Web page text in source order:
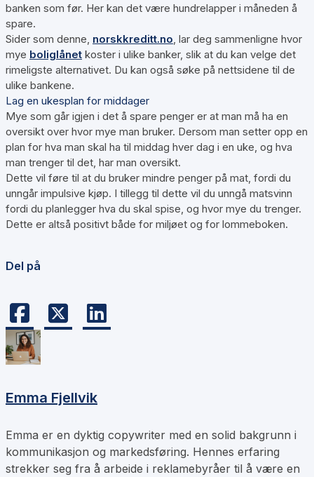
banken som før. Her kan det være hundrelapper i måneden å
spare.
Sider som denne, norskkreditt.no, lar deg sammenligne hvor
mye boliglånet koster i ulike banker, slik at du kan velge det
rimeligste alternativet. Du kan også søke på nettsidene til de
ulike bankene.
Lag en ukesplan for middager
Mye som går igjen i det å spare penger er at man må ha en
oversikt over hvor mye man bruker. Dersom man setter opp en
plan for hva man skal ha til middag hver dag i en uke, og hva
man trenger til det, har man oversikt.
Dette vil føre til at du bruker mindre penger på mat, fordi du
unngår impulsive kjøp. I tillegg til dette vil du unngå matsvinn
fordi du planlegger hva du skal spise, og hvor mye du trenger.
Dette er altså positivt både for miljøet og for lommeboken.
Del på
Emma Fjellvik
Emma er en dyktig copywriter med en solid bakgrunn i
kommunikasjon og markedsføring. Hennes erfaring
strekker seg fra å arbeide i reklamebyråer til å være en